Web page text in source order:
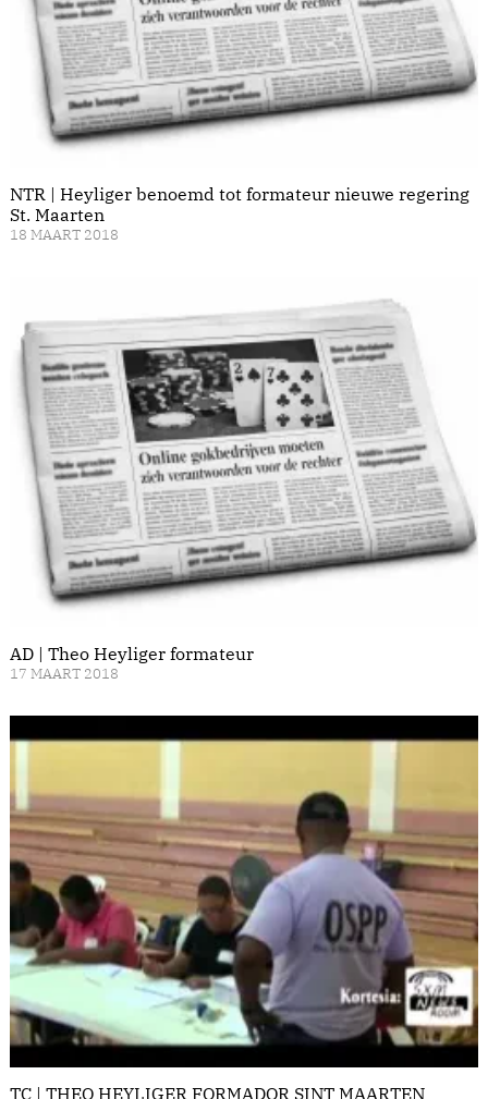
NTR | Heyliger benoemd tot formateur nieuwe regering
St. Maarten
18 MAART 2018
AD | Theo Heyliger formateur
17 MAART 2018
TC | THEO HEYLIGER FORMADOR SINT MAARTEN